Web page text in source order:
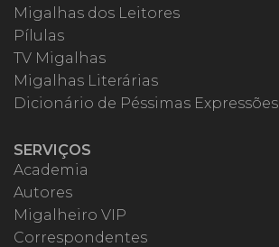
Migalhas dos Leitores
Pílulas
TV Migalhas
Migalhas Literárias
Dicionário de Péssimas Expressões
SERVIÇOS
Academia
Autores
Migalheiro VIP
Correspondentes